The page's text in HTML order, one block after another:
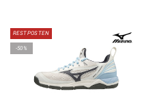
RESTPOSTEN
-50%